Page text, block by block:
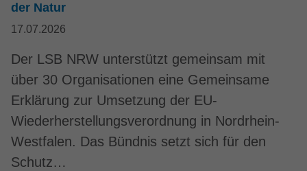
der Natur
17.07.2026
Der LSB NRW unterstützt gemeinsam mit
über 30 Organisationen eine Gemeinsame
Erklärung zur Umsetzung der EU-
Wiederherstellungsverordnung in Nordrhein-
Westfalen. Das Bündnis setzt sich für den
Schutz…